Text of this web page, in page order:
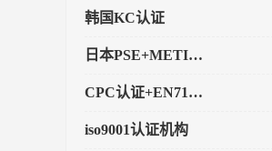
韩国KC认证
日本PSE+METI备案
CPC认证+EN71玩具认证
iso9001认证机构